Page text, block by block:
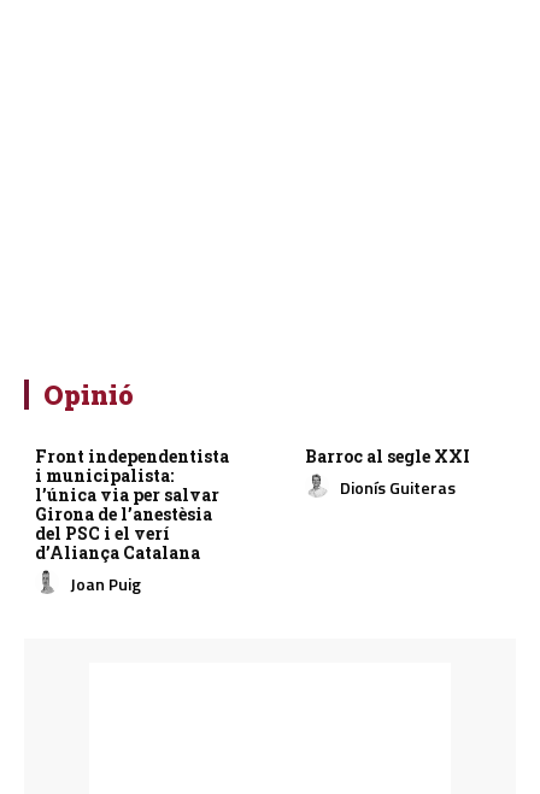
Opinió
Front independentista
i municipalista:
l’única via per salvar
Girona de l’anestèsia
del PSC i el verí
d’Aliança Catalana
Joan Puig
Barroc al segle XXI
Dionís Guiteras